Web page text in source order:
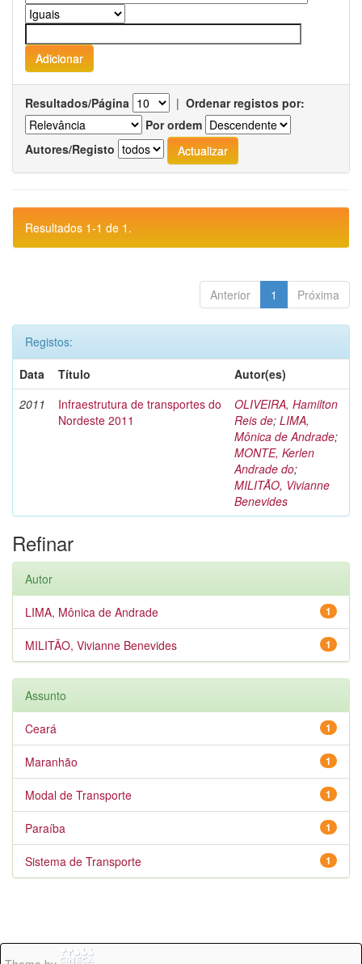
Resultados/Página | Ordenar registos por:
Por ordem
Autores/Registo
Resultados 1-1 de 1.
Anterior 1 Próxima
Registos:
Data
Título
Autor(es)
2011
Infraestrutura de transportes do
Nordeste 2011
OLIVEIRA, Hamilton
Reis de; LIMA,
Mônica de Andrade;
MONTE, Kerlen
Andrade do;
MILITÃO, Vivianne
Benevides
Refinar
Autor
1
LIMA, Mônica de Andrade
1
MILITÃO, Vivianne Benevides
Assunto
1
Ceará
1
Maranhão
1
Modal de Transporte
1
Paraíba
1
Sistema de Transporte